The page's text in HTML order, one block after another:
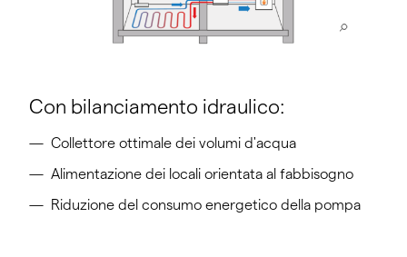
Con bilanciamento idraulico:
Collettore ottimale dei volumi d'acqua
Alimentazione dei locali orientata al fabbisogno
Riduzione del consumo energetico della pompa